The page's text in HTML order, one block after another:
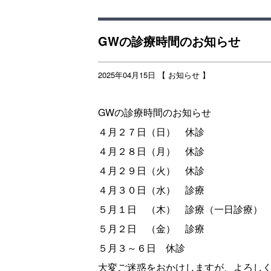
GWの診療時間のお知らせ
2025年04月15日 【 お知らせ 】
GWの診療時間のお知らせ
４月２７日（日） 休診
４月２８日（月） 休診
４月２９日（火） 休診
４月３０日（水） 診療
５月１日 （木） 診療（一日診療）
５月２日 （金） 診療
５月３～６日 休診
大変ご迷惑をおかけしますが、よろし